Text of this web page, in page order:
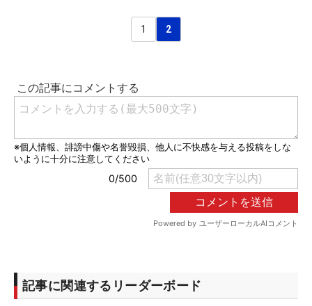
1 2
記事に関連するリーダーボード